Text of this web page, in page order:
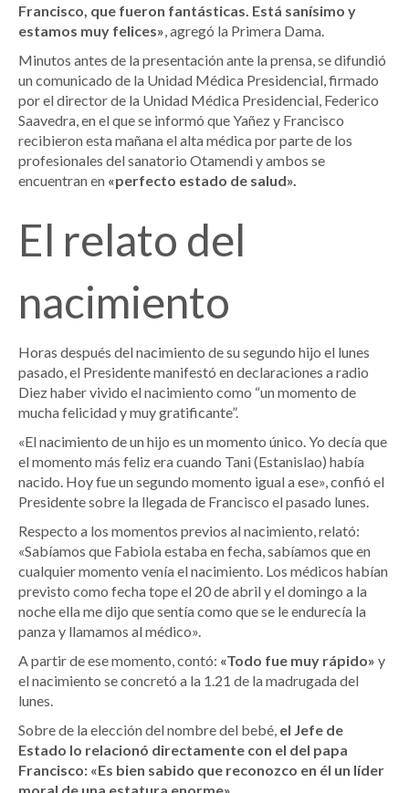
Francisco, que fueron fantásticas. Está sanísimo y
estamos muy felices», agregó la Primera Dama.
Minutos antes de la presentación ante la prensa, se difundió
un comunicado de la Unidad Médica Presidencial, firmado
por el director de la Unidad Médica Presidencial, Federico
Saavedra, en el que se informó que Yañez y Francisco
recibieron esta mañana el alta médica por parte de los
profesionales del sanatorio Otamendi y ambos se
encuentran en «perfecto estado de salud».
El relato del
nacimiento
Horas después del nacimiento de su segundo hijo el lunes
pasado, el Presidente manifestó en declaraciones a radio
Diez haber vivido el nacimiento como “un momento de
mucha felicidad y muy gratificante”.
«El nacimiento de un hijo es un momento único. Yo decía que
el momento más feliz era cuando Tani (Estanislao) había
nacido. Hoy fue un segundo momento igual a ese», confió el
Presidente sobre la llegada de Francisco el pasado lunes.
Respecto a los momentos previos al nacimiento, relató:
«Sabíamos que Fabiola estaba en fecha, sabíamos que en
cualquier momento venía el nacimiento. Los médicos habían
previsto como fecha tope el 20 de abril y el domingo a la
noche ella me dijo que sentía como que se le endurecía la
panza y llamamos al médico».
A partir de ese momento, contó: «Todo fue muy rápido» y
el nacimiento se concretó a la 1.21 de la madrugada del
lunes.
Sobre de la elección del nombre del bebé, el Jefe de
Estado lo relacionó directamente con el del papa
Francisco: «Es bien sabido que reconozco en él un líder